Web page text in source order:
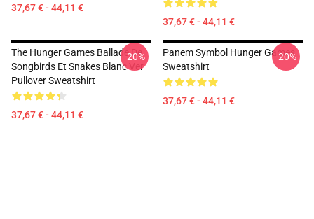
37,67 € - 44,11 €
37,67 € - 44,11 €
The Hunger Games Ballade De
Songbirds Et Snakes Blanc Ver
Pullover Sweatshirt
37,67 € - 44,11 €
-20%
Panem Symbol Hunger Games
Sweatshirt
37,67 € - 44,11 €
-20%